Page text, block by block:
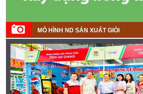
MÔ HÌNH ND SẢN XUẤT GIỎI